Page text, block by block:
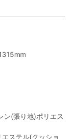
ン(張り地)ポリエス
ステル(クッショ